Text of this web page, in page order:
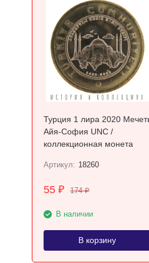
Турция 1 лира 2020
Айя-София UNC /
коллекционная монета
Артикул: 18260
55 ₽ 174₽
В наличии
В корзину